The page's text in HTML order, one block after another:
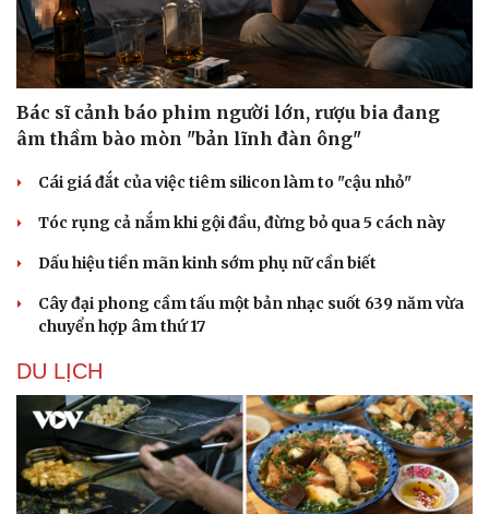
Phòng mạch online
Ăn sạch sống khỏe
Bác sĩ cảnh báo phim người lớn, rượu bia đang
âm thầm bào mòn "bản lĩnh đàn ông"
Cái giá đắt của việc tiêm silicon làm to "cậu nhỏ"
Tóc rụng cả nắm khi gội đầu, đừng bỏ qua 5 cách này
Dấu hiệu tiền mãn kinh sớm phụ nữ cần biết
Cây đại phong cầm tấu một bản nhạc suốt 639 năm vừa
chuyển hợp âm thứ 17
DU LỊCH